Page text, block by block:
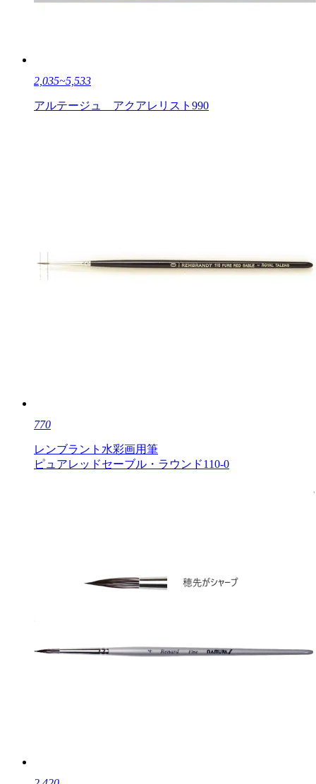
2,035~5,533
アルテージュ アクアレリスト990
770
レンブラント水彩画用筆
ピュアレッドセーブル・ラウンド110-0